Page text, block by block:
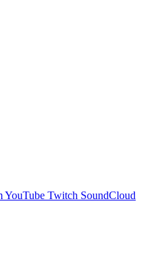
YouTube Twitch SoundCloud